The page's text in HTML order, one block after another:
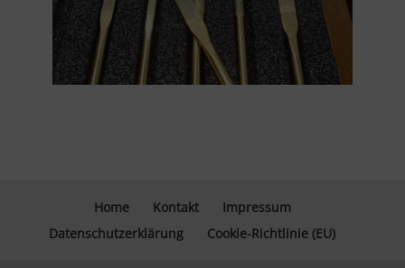
Home Kontakt
Impressum
Datenschutzerklärung
Cookie-Richtlinie (EU)